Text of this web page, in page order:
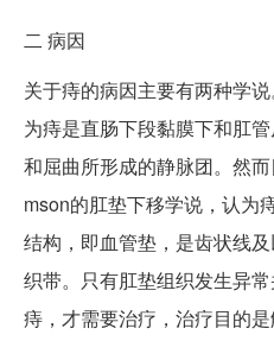
二 病因
关于痔的病因主要有两种学
为痔是直肠下段黏膜下和肛
和屈曲所形成的静脉团。然
mson的肛垫下移学说，认为
结构，即血管垫，是齿状线
织带。只有肛垫组织发生异
痔，才需要治疗，治疗目的是